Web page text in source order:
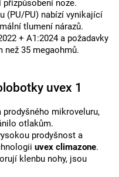
noze.
(PU/PU) nabízí vynikající
tlumení nárazů.
+ A1:2024 a požadavky
než 35 megaohmů.
uvex 1
prodyšného mikroveluru,
otlakům.
prodyšnost a
uvex climazone.
klenbu nohy, jsou